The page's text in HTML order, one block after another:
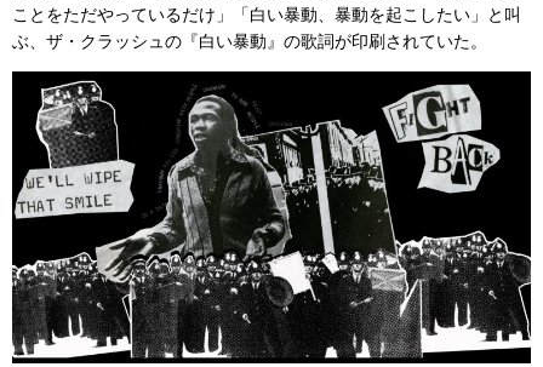
ことをただやっているだけ」「白い暴動、暴動を起こしたい」と叫
ぶ、ザ・クラッシュの『白い暴動』の歌詞が印刷されていた。